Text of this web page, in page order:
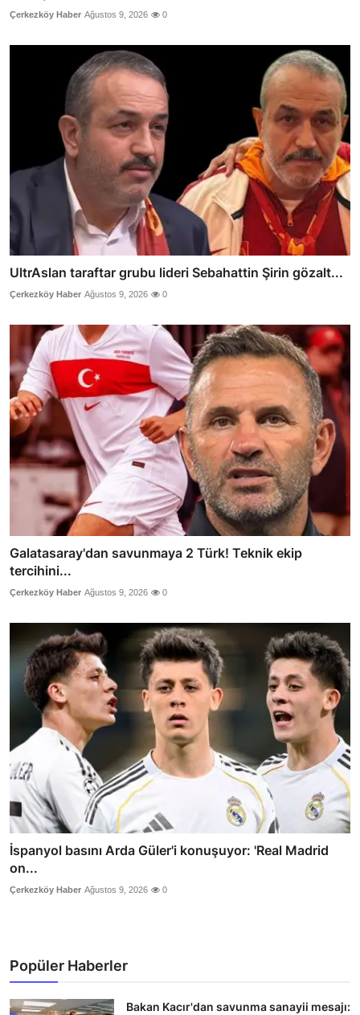
Çerkezköy Haber Ağustos 9, 2026 0
UltrAslan taraftar grubu lideri Sebahattin Şirin gözalt...
Çerkezköy Haber Ağustos 9, 2026 0
Galatasaray'dan savunmaya 2 Türk! Teknik ekip
tercihini...
Çerkezköy Haber Ağustos 9, 2026 0
İspanyol basını Arda Güler'i konuşuyor: 'Real Madrid
on...
Çerkezköy Haber Ağustos 9, 2026 0
Popüler Haberler
Bakan Kacır'dan savunma sanayii mesajı: